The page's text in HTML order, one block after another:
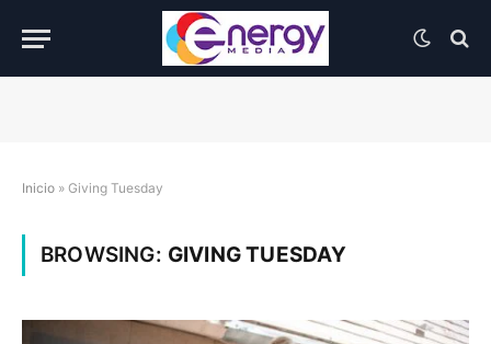
Inicio » Giving Tuesday
BROWSING: GIVING TUESDAY